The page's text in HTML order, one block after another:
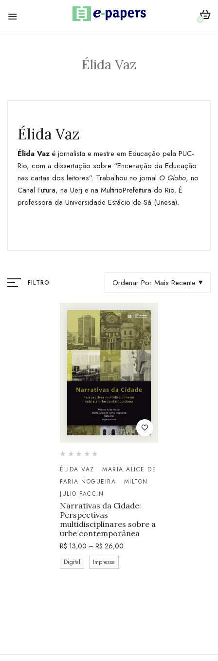
0
Élida Vaz
Élida Vaz
Élida Vaz é jornalista e mestre em Educação pela PUC-
Rio, com a dissertação sobre “Encenação da Educação
nas cartas dos leitores”. Trabalhou no jornal O Globo, no
Canal Futura, na Uerj e na MultirioPrefeitura do Rio. É
professora da Universidade Estácio de Sá (Unesa).
FILTRO Ordenar Por Mais Recente
ÉLIDA VAZ
MARIA ALICE DE
FARIA NOGUEIRA
MILTON
JULIO FACCIN
Narrativas da Cidade:
Perspectivas
multidisciplinares sobre a
urbe contemporânea
R$ 13,00 – R$ 26,00
Digital Impressa